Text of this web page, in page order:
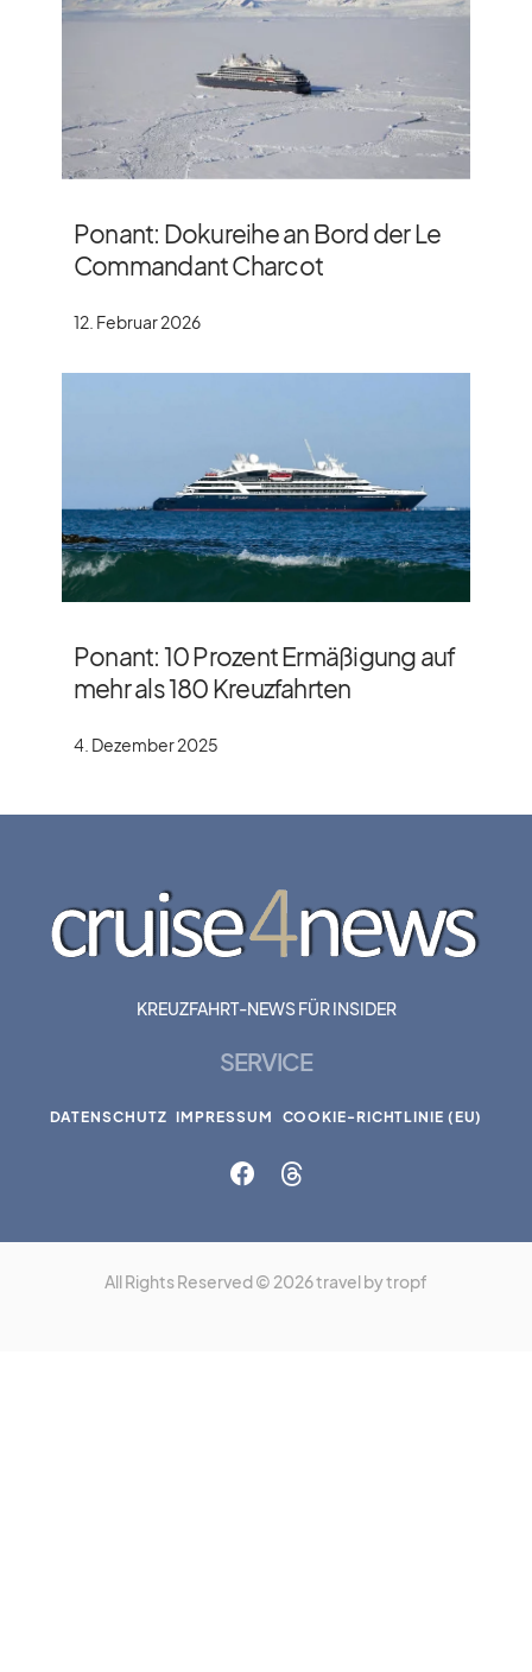
Ponant: Dokureihe an Bord der Le
Commandant Charcot
12. Februar 2026
Ponant: 10 Prozent Ermäßigung auf
mehr als 180 Kreuzfahrten
4. Dezember 2025
KREUZFAHRT-NEWS FÜR INSIDER
SERVICE
DATENSCHUTZ IMPRESSUM COOKIE-RICHTLINIE (EU)
All Rights Reserved © 2026 travel by tropf